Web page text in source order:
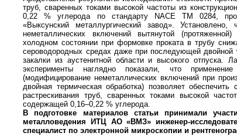
труб, сваренных токами высокой частоты из
0,22 % углерода по стандарту NACE TM 0284,
«Выксунский металлургический завод».
неметаллических включений вытянутой
холодном состоянии при формовке проката в трубу
сероводородных средах даже при последующей двойной
закалки из аустенитной области и высокого отпуска.
эксперименты наглядно показали, что применение
(модифицирование неметаллических включений при
двойная термическая обработка) позволяет обеспечить
растрескивания труб, сваренных токами высокой
содержащей 0,16–0,22 % углерода.
В подготовке материалов статьи принимали уча
металловедения ИТЦ АО«ВМЗ» инженер-
специалист по электронной микроскопии и рентгеногра